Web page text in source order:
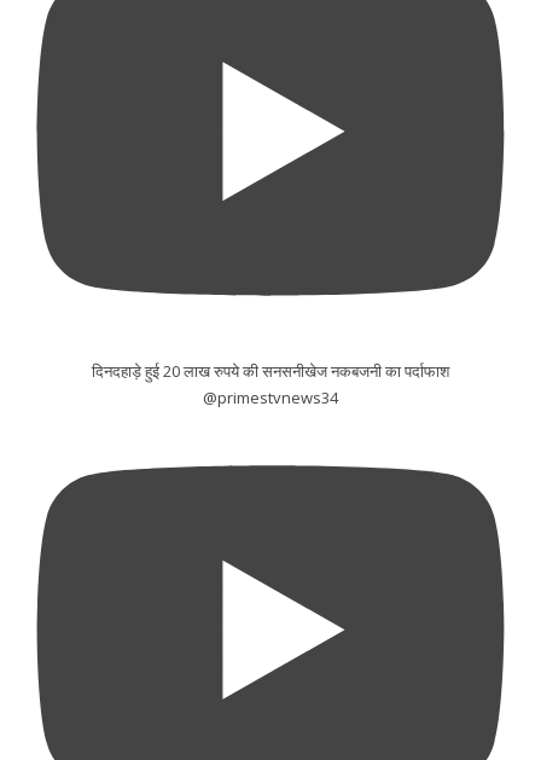
दिनदहाड़े हुई 20 लाख रुपये की सनसनीखेज नकबजनी का पर्दाफाश
@primestvnews34